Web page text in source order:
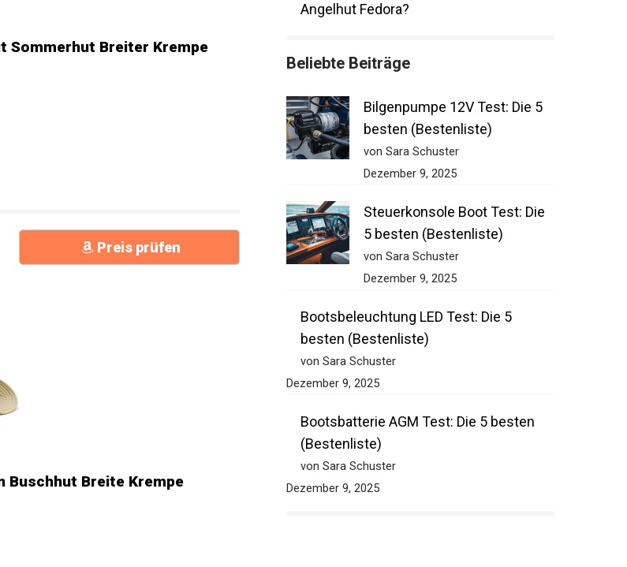
Sommerhut Breiter Krempe
Preis prüfen
Buschhut Breite Krempe
Angelhut Fedora?
Beliebte Beiträge
Bilgenpumpe 12V Test: Die 5
besten (Bestenliste)
von Sara Schuster
Dezember 9, 2025
Steuerkonsole Boot Test: Die
5 besten (Bestenliste)
von Sara Schuster
Dezember 9, 2025
Bootsbeleuchtung LED Test: Die 5
besten (Bestenliste)
von Sara Schuster
Dezember 9, 2025
Bootsbatterie AGM Test: Die 5 besten
(Bestenliste)
von Sara Schuster
Dezember 9, 2025